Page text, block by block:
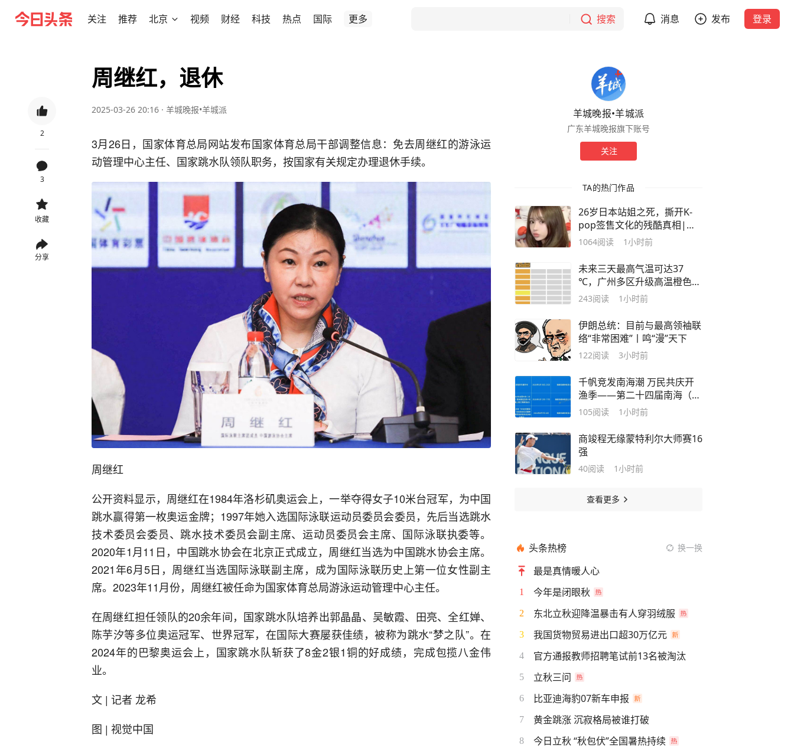
关注 推荐 北京 视频 财经 科技 热点 国际 更多 搜索 消息 发布 登录
2
3
收藏
分享
周继红，退休
2025-03-26 20:16 · 羊城晚报•羊城派
3月26日，国家体育总局网站发布国家体育总局干部调整信息：免去周继红的游泳运
动管理中心主任、国家跳水队领队职务，按国家有关规定办理退休手续。
周继红
公开资料显示，周继红在1984年洛杉矶奥运会上，一举夺得女子10米台冠军，为中国
跳水赢得第一枚奥运金牌；1997年她入选国际泳联运动员委员会委员，先后当选跳水
技术委员会委员、跳水技术委员会副主席、运动员委员会主席、国际泳联执委等。
2020年1月11日，中国跳水协会在北京正式成立，周继红当选为中国跳水协会主席。
2021年6月5日，周继红当选国际泳联副主席，成为国际泳联历史上第一位女性副主
席。2023年11月份，周继红被任命为国家体育总局游泳运动管理中心主任。
在周继红担任领队的20余年间，国家跳水队培养出郭晶晶、吴敏霞、田亮、全红婵、
陈芋汐等多位奥运冠军、世界冠军，在国际大赛屡获佳绩，被称为跳水“梦之队”。在
2024年的巴黎奥运会上，国家跳水队斩获了8金2银1铜的好成绩，完成包揽八金伟
业。
文 | 记者 龙希
图 | 视觉中国
羊城晚报•羊城派
广东羊城晚报旗下账号
关注
TA的热门作品
26岁日本站姐之死，撕开K-
pop签售文化的残酷真相|观
察
1064阅读 1小时前
未来三天最高气温可达37
℃，广州多区升级高温橙色预
警信号
243阅读 1小时前
伊朗总统：目前与最高领袖联
络“非常困难”丨鸣“漫”天下
122阅读 3小时前
千帆竞发南海潮 万民共庆开
渔季——第二十四届南海（阳
江）开渔季即将盛大启幕
105阅读 1小时前
商竣程无缘蒙特利尔大师赛16
强
40阅读 1小时前
查看更多
头条热榜 换一换
最是真情暖人心
1 今年是闭眼秋
2 东北立秋迎降温暴击有人穿羽绒服
3 我国货物贸易进出口超30万亿元
4 官方通报教师招聘笔试前13名被淘汰
5 立秋三问
6 比亚迪海豹07新车申报
7 黄金跳涨 沉寂格局被谁打破
8 今日立秋 “秋包伏”全国暑热持续